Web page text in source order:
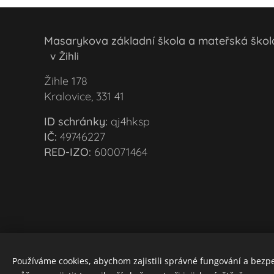
Masarykova základní škola a mateřská
v Žihli
Žihle 178
Kralovice, 331 41
ID schránky: qj4hksp
IČ: 49746227
RED-IZO: 600071464
Používáme cookies, abychom zajistili správné fungování a